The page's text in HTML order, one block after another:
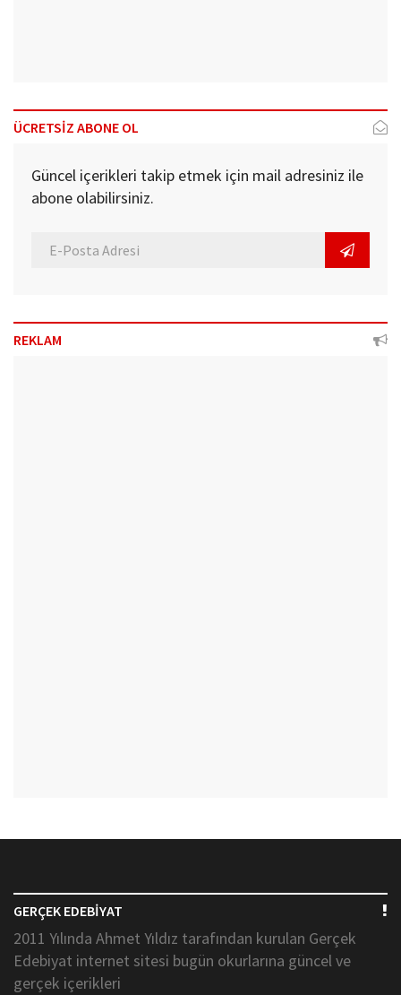
ÜCRETSİZ ABONE OL
Güncel içerikleri takip etmek için mail adresiniz ile
abone olabilirsiniz.
REKLAM
GERÇEK EDEBİYAT
2011 Yılında Ahmet Yıldız tarafından kurulan Gerçek
Edebiyat internet sitesi bugün okurlarına güncel ve
gerçek içerikleri